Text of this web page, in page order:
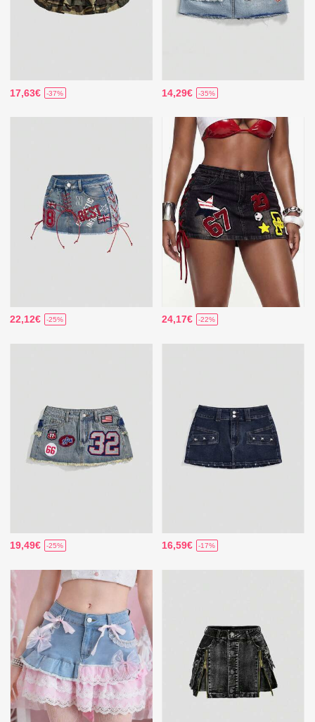
17,63€ -37% 14,29€ -35%
22,12€ -25% 24,17€ -22%
19,49€ -25% 16,59€ -17%